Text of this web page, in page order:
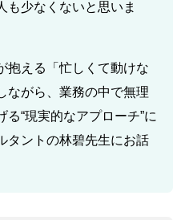
も少なくないと思いま
抱える「忙しくて動けな
ながら、業務の中で無理
“現実的なアプローチ”に
タントの林碧先生にお話